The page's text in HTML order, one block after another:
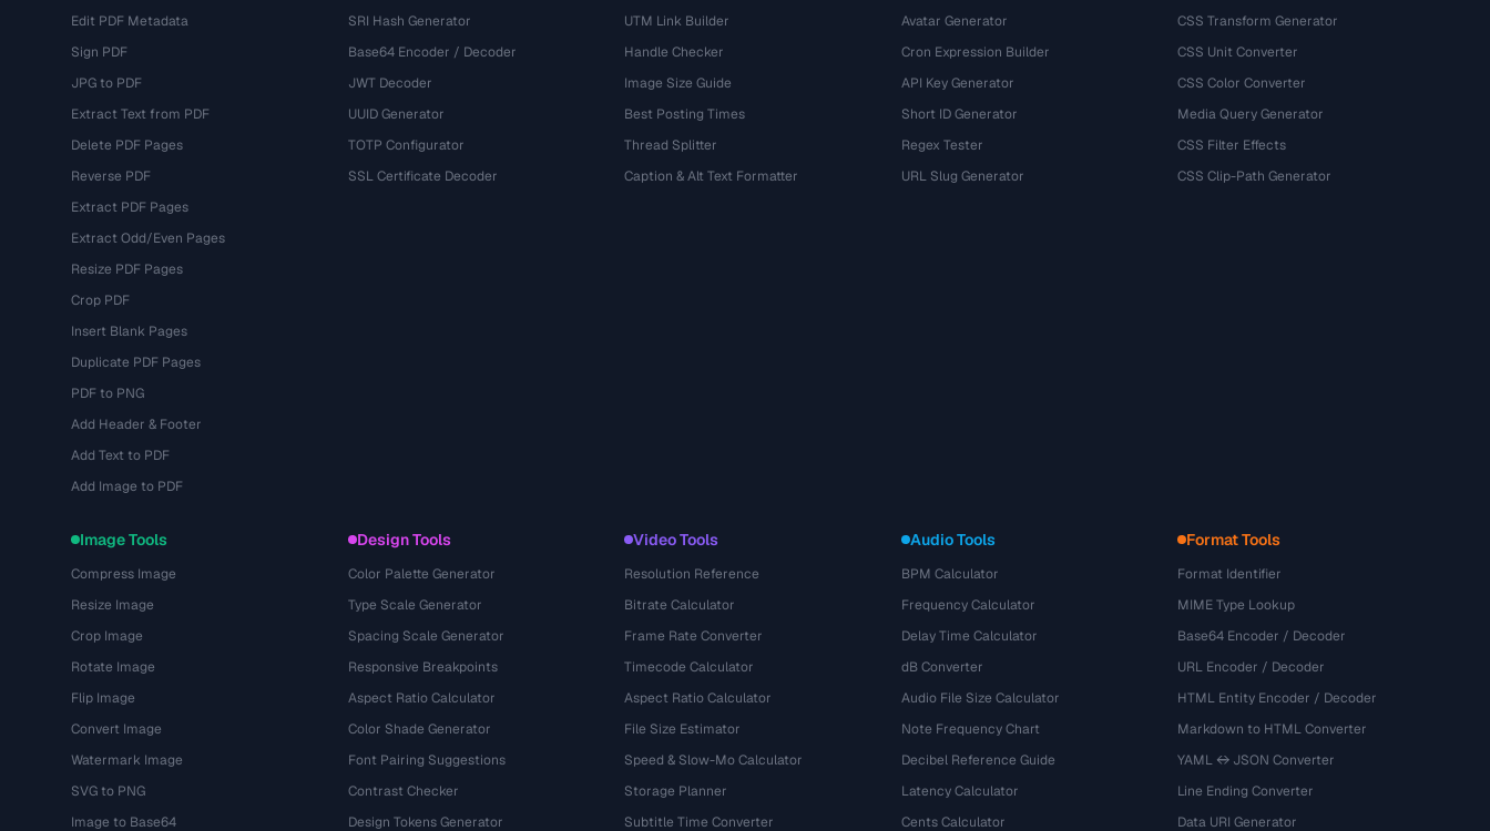
Edit PDF Metadata
Sign PDF
JPG to PDF
Extract Text from PDF
Delete PDF Pages
Reverse PDF
Extract PDF Pages
Extract Odd/Even Pages
Resize PDF Pages
Crop PDF
Insert Blank Pages
Duplicate PDF Pages
PDF to PNG
Add Header & Footer
Add Text to PDF
Add Image to PDF
SRI Hash Generator
Base64 Encoder / Decoder
JWT Decoder
UUID Generator
TOTP Configurator
SSL Certificate Decoder
UTM Link Builder
Handle Checker
Image Size Guide
Best Posting Times
Thread Splitter
Caption & Alt Text Formatter
Avatar Generator
Cron Expression Builder
API Key Generator
Short ID Generator
Regex Tester
URL Slug Generator
CSS Transform Generator
CSS Unit Converter
CSS Color Converter
Media Query Generator
CSS Filter Effects
CSS Clip-Path Generator
Image Tools
Compress Image
Resize Image
Crop Image
Rotate Image
Flip Image
Convert Image
Watermark Image
SVG to PNG
Image to Base64
Design Tools
Color Palette Generator
Type Scale Generator
Spacing Scale Generator
Responsive Breakpoints
Aspect Ratio Calculator
Color Shade Generator
Font Pairing Suggestions
Contrast Checker
Design Tokens Generator
Video Tools
Resolution Reference
Bitrate Calculator
Frame Rate Converter
Timecode Calculator
Aspect Ratio Calculator
File Size Estimator
Speed & Slow-Mo Calculator
Storage Planner
Subtitle Time Converter
Audio Tools
BPM Calculator
Frequency Calculator
Delay Time Calculator
dB Converter
Audio File Size Calculator
Note Frequency Chart
Decibel Reference Guide
Latency Calculator
Cents Calculator
Format Tools
Format Identifier
MIME Type Lookup
Base64 Encoder / Decoder
URL Encoder / Decoder
HTML Entity Encoder / Decoder
Markdown to HTML Converter
YAML ↔ JSON Converter
Line Ending Converter
Data URI Generator